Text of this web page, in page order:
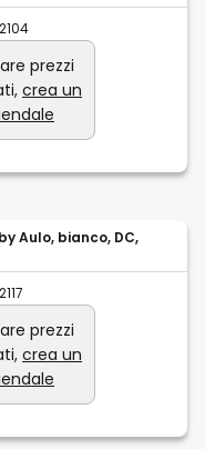
prezzi
crea un
Aulo, bianco, DC,
prezzi
crea un